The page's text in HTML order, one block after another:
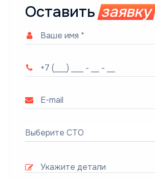
Оставить заявку
Выберите СТО